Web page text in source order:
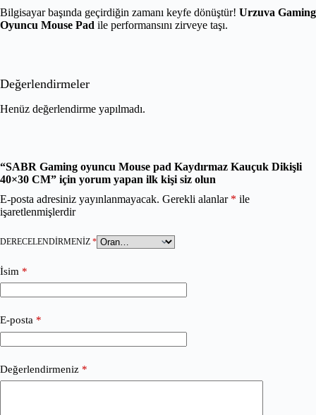
Bilgisayar başında geçirdiğin zamanı keyfe dönüştür! Urzuva Gaming
Oyuncu Mouse Pad ile performansını zirveye taşı.
Değerlendirmeler
Henüz değerlendirme yapılmadı.
“SABR Gaming oyuncu Mouse pad Kaydırmaz Kauçuk Dikişli
40×30 CM” için yorum yapan ilk kişi siz olun
E-posta adresiniz yayınlanmayacak. Gerekli alanlar * ile
işaretlenmişlerdir
DERECELENDIRMENIZ *
İsim *
E-posta *
Değerlendirmeniz *